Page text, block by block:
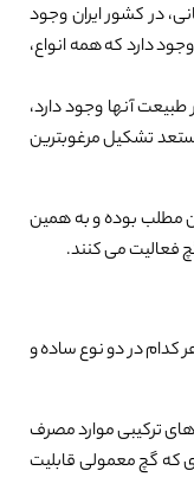
در کشور ایران وجود
دارد که همه انواع،
آنها وجود دارد،
تشکیل مرغوبترین
مطلب بوده و به همین
فعالیت می کنند.
کدام در دو نوع ساده و
ترکیبی موارد مصرف
که گچ معمولی قابلیت